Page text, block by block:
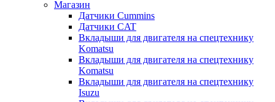
Магазин
Датчики Cummins
Датчики CAT
Вкладыши для двигателя на спецтехнику
Komatsu
Вкладыши для двигателя на спецтехнику
Komatsu
Вкладыши для двигателя на спецтехнику
Isuzu